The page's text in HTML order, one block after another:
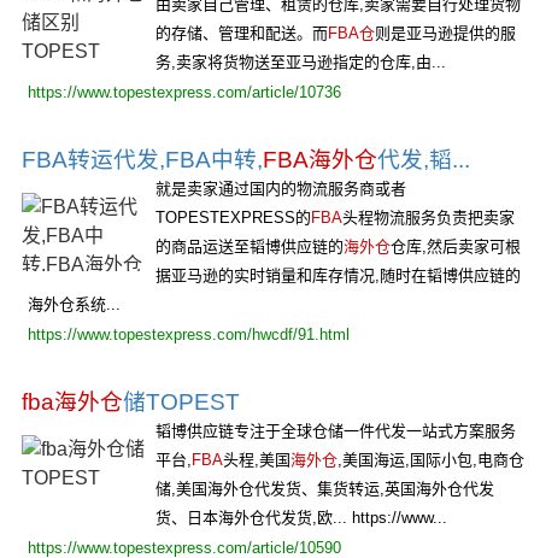
由卖家自己管理、租赁的仓库,卖家需要自行处理货物
的存储、管理和配送。而FBA仓则是亚马逊提供的服
务,卖家将货物送至亚马逊指定的仓库,由...
https://www.topestexpress.com/article/10736
FBA转运代发,FBA中转,FBA海外仓代发,韬...
就是卖家通过国内的物流服务商或者
TOPESTEXPRESS的 FBA头程物流服务负责把卖家
的商品运送至韬博供应链的海外仓仓库,然后卖家可根
据亚马逊的实时销量和库存情况,随时在韬博供应链的
海外仓系统...
https://www.topestexpress.com/hwcdf/91.html
fba海外仓储TOPEST
韬博供应链专注于全球仓储一件代发一站式方案服务
平台, FBA头程,美国海外仓,美国海运,国际小包,电商仓
储,美国海外仓代发货、集货转运,英国海外仓代发
货、日本海外仓代发货,欧... https://www...
https://www.topestexpress.com/article/10590